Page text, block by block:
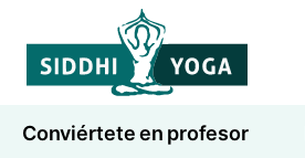
Conviértete en profesor